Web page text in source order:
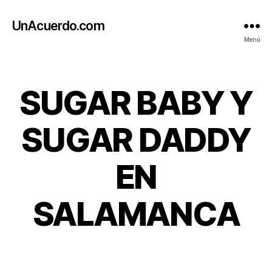
UnAcuerdo.com
Menú
SUGAR BABY Y
SUGAR DADDY
EN
SALAMANCA